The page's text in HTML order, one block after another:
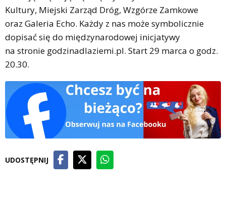
Kultury, Miejski Zarząd Dróg, Wzgórze Zamkowe
oraz Galeria Echo. Każdy z nas może symbolicznie
dopisać się do międzynarodowej inicjatywy
na stronie godzinadlaziemi.pl. Start 29 marca o godz.
20.30.
UDOSTĘPNIJ